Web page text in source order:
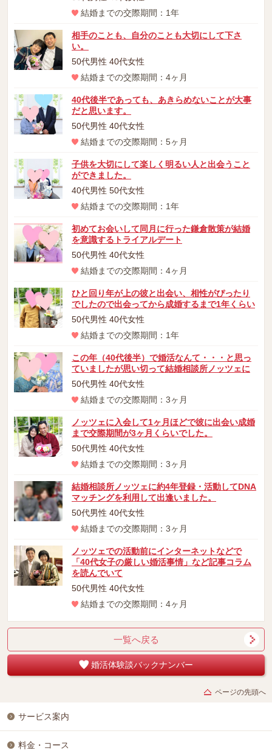
結婚までの交際期間：1年
相手のことも、自分のことも大切にして下さ
い。
50代男性 40代女性
結婚までの交際期間：4ヶ月
40代後半であっても、あきらめないことが大事
だと思います。
50代男性 40代女性
結婚までの交際期間：5ヶ月
子供を大切にして楽しく明るい人と出会うこと
ができました。
40代男性 50代女性
結婚までの交際期間：1年
初めてお会いして同月に行った鎌倉散策が結婚
を意識するトライアルデート
50代男性 40代女性
結婚までの交際期間：4ヶ月
ひと回り年が上の彼と出会い、相性がぴったり
でしたので出会ってから成婚するまで1年くらい
50代男性 40代女性
結婚までの交際期間：1年
この年（40代後半）で婚活なんて・・・と思っ
ていましたが思い切って結婚相談所ノッツェに
50代男性 40代女性
結婚までの交際期間：3ヶ月
ノッツェに入会して1ヶ月ほどで彼に出会い成婚
まで交際期間が3ヶ月くらいでした。
50代男性 40代女性
結婚までの交際期間：3ヶ月
結婚相談所ノッツェに約4年登録・活動してDNA
マッチングを利用して出逢いました。
50代男性 40代女性
結婚までの交際期間：3ヶ月
ノッツェでの活動前にインターネットなどで
「40代女子の厳しい婚活事情」など記事コラム
を読んでいて
50代男性 40代女性
結婚までの交際期間：4ヶ月
一覧へ戻る
婚活体験談バックナンバー
ページの先頭へ
サービス案内
料金・コース